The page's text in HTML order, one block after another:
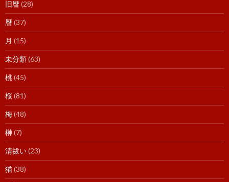
旧暦(28)
暦(37)
月 (15)
未分類(63)
桃(45)
桜(81)
梅(48)
榊(7)
清祓い(23)
猫(38)